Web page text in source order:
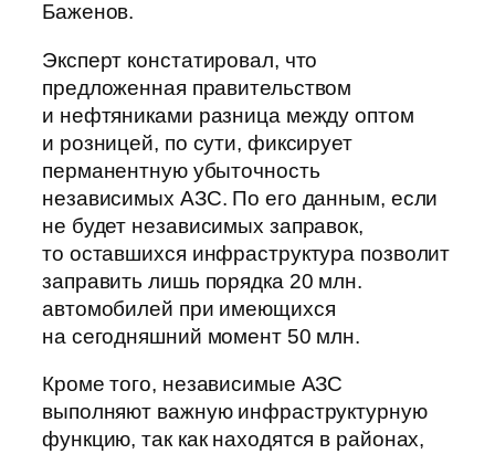
Баженов.
Эксперт констатировал, что
предложенная правительством
и нефтяниками разница между оптом
и розницей, по сути, фиксирует
перманентную убыточность
независимых АЗС. По его данным, если
не будет независимых заправок,
то оставшихся инфраструктура позволит
заправить лишь порядка 20 млн.
автомобилей при имеющихся
на сегодняшний момент 50 млн.
Кроме того, независимые АЗС
выполняют важную инфраструктурную
функцию, так как находятся в районах,